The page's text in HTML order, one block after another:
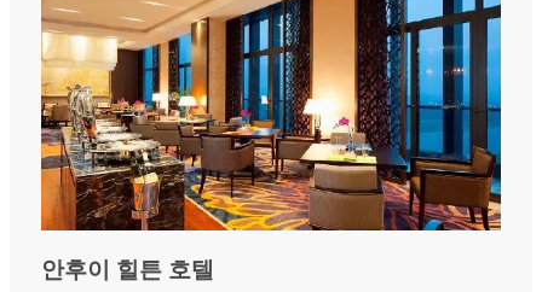
안후이 힐튼 호텔